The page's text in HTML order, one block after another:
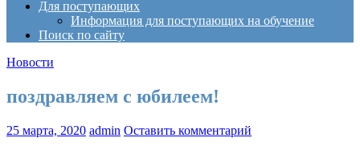
Для поступающих
Информация для поступающих на обучение
Поиск по сайту
Новости
поздравляем с юбилеем!
25 марта, 2020 admin Оставить комментарий